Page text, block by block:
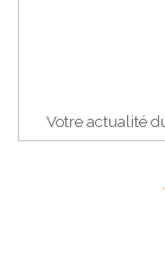
Votre actualité